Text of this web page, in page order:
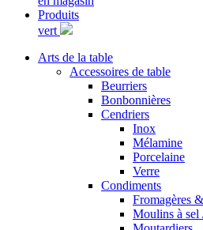
Produits
vert
Arts de la table
Accessoires de table
Beurriers
Bonbonnières
Cendriers
Inox
Mélamine
Porcelaine
Verre
Condiments
Fromagères
Moulins à sel